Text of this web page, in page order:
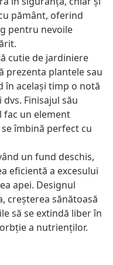
pământ, oferind
pentru nevoile
cutie de jardiniere
prezenta plantele sau
în același timp o notă
Finisajul său
fac un element
îmbină perfect cu
un fund deschis,
eficientă a excesului
apei. Designul
creșterea sănătoasă
să se extindă liber în
a nutrienților.